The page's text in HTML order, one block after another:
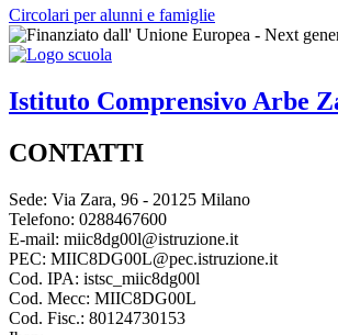
Circolari per alunni e famiglie
Istituto Comprensivo Arbe
CONTATTI
Sede: Via Zara, 96 - 20125 Milano
Telefono: 0288467600
E-mail: miic8dg00l@istruzione.it
PEC: MIIC8DG00L@pec.istruzione.it
Cod. IPA: istsc_miic8dg00l
Cod. Mecc: MIIC8DG00L
Cod. Fisc.: 80124730153